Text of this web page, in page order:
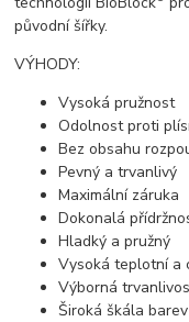
původní šířky.
VÝHODY:
Vysoká pružnost
Odolnost proti
Bez obsahu
Pevný a trvanlivý
Maximální záruka
Dokonalá
Hladký a pružný
Vysoká teplotní a
Výborná
Široká škála barev